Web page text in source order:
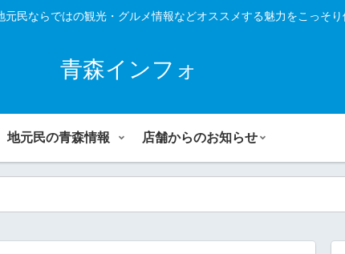
民ならではの観光・グルメ情報などオススメする魅力をこっそり
青森インフォ
地元民の青森情報 店舗からのお知らせ